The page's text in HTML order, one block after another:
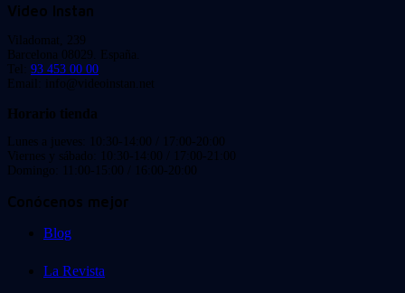
Video Instan
Viladomat, 239
Barcelona 08029. España.
Tel: 93 453 00 00
Email: info@videoinstan.net
Horario tienda
Lunes a jueves: 10:30-14:00 / 17:00-20:00
Viernes y sábado: 10:30-14:00 / 17:00-21:00
Domingo: 11:00-15:00 / 16:00-20:00
Conócenos mejor
Blog
La Revista